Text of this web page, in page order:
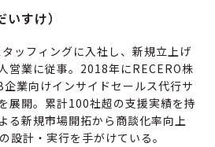
すけ）
ッフィングに入社し、新規立上げ
営業に従事。2018年にRECERO株
業向けインサイドセールス代行サ
展開。累計100社超の支援実績を持
る新規市場開拓から商談化率向上
設計・実行を手がけている。